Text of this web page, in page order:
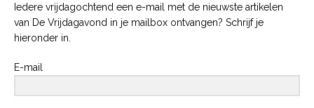
Iedere vrijdagochtend een e-mail met de nieuwste artikelen
van De Vrijdagavond in je mailbox ontvangen? Schrijf je
hieronder in.
E-mail